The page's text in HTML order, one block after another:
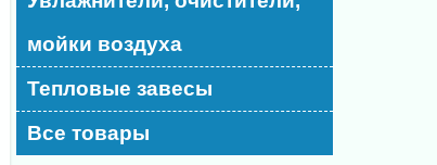
мойки воздуха
Тепловые завесы
Все товары